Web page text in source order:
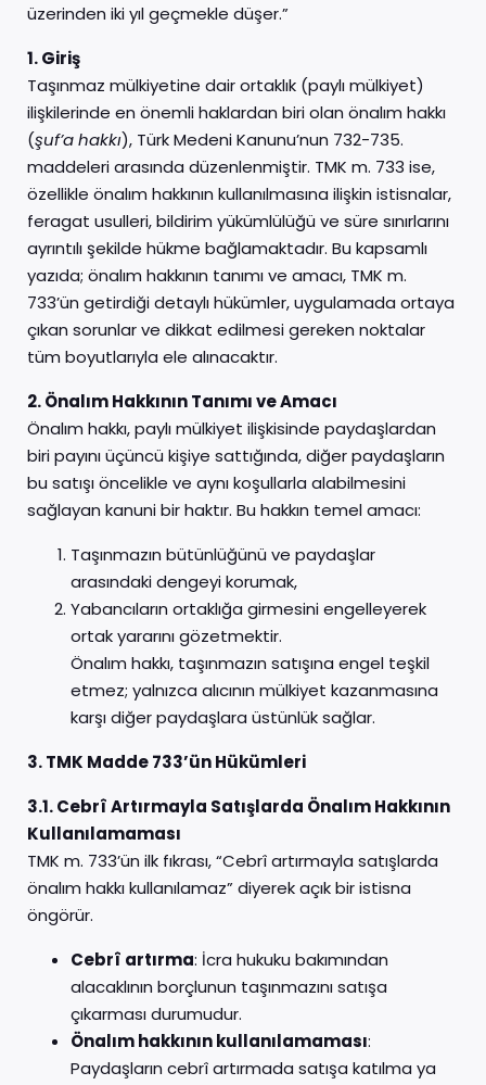
üzerinden iki yıl geçmekle düşer.”
1. Giriş
Taşınmaz mülkiyetine dair ortaklık (paylı mülkiyet)
ilişkilerinde en önemli haklardan biri olan önalım hakkı
(şuf’a hakkı), Türk Medeni Kanunu’nun 732-735.
maddeleri arasında düzenlenmiştir. TMK m. 733 ise,
özellikle önalım hakkının kullanılmasına ilişkin istisnalar,
feragat usulleri, bildirim yükümlülüğü ve süre sınırlarını
ayrıntılı şekilde hükme bağlamaktadır. Bu kapsamlı
yazıda; önalım hakkının tanımı ve amacı, TMK m.
733’ün getirdiği detaylı hükümler, uygulamada ortaya
çıkan sorunlar ve dikkat edilmesi gereken noktalar
tüm boyutlarıyla ele alınacaktır.
2. Önalım Hakkının Tanımı ve Amacı
Önalım hakkı, paylı mülkiyet ilişkisinde paydaşlardan
biri payını üçüncü kişiye sattığında, diğer paydaşların
bu satışı öncelikle ve aynı koşullarla alabilmesini
sağlayan kanuni bir haktır. Bu hakkın temel amacı:
Taşınmazın bütünlüğünü ve paydaşlar
arasındaki dengeyi korumak,
Yabancıların ortaklığa girmesini engelleyerek
ortak yararını gözetmektir.
Önalım hakkı, taşınmazın satışına engel teşkil
etmez; yalnızca alıcının mülkiyet kazanmasına
karşı diğer paydaşlara üstünlük sağlar.
3. TMK Madde 733’ün Hükümleri
3.1. Cebrî Artırmayla Satışlarda Önalım Hakkının
Kullanılamaması
TMK m. 733’ün ilk fıkrası, “Cebrî artırmayla satışlarda
önalım hakkı kullanılamaz” diyerek açık bir istisna
öngörür.
Cebrî artırma: İcra hukuku bakımından
alacaklının borçlunun taşınmazını satışa
çıkarması durumudur.
Önalım hakkının kullanılamaması:
Paydaşların cebrî artırmada satışa katılma ya